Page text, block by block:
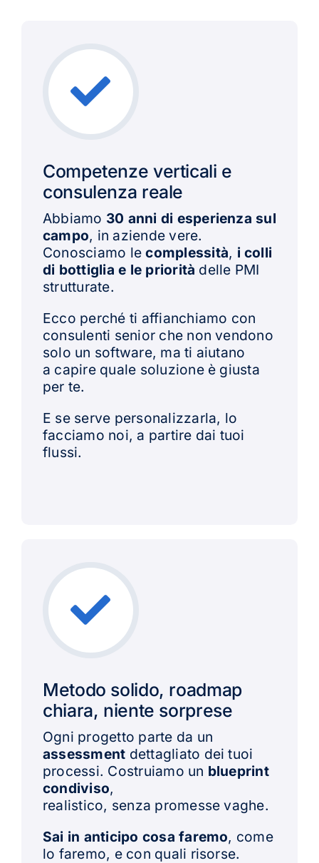
Competenze verticali e
consulenza reale
Abbiamo 30 anni di esperienza sul
campo, in aziende vere.
Conosciamo lecomplessità, i colli
di bottiglia e le priorità delle PMI
strutturate.
Ecco perché ti affianchiamo con
consulenti senior che non vendono
solo un software, ma ti aiutano
a capire quale soluzione è giusta
per te.
E se serve personalizzarla, lo
facciamo noi, a partire dai tuoi
flussi.
Metodo solido, roadmap
chiara, niente sorprese
Ogni progetto parte da un
assessment dettagliato dei tuoi
processi. Costruiamo un blueprint
condiviso,
realistico, senza promesse vaghe.
Sai in anticipo cosa faremo, come
lo faremo, e con quali risorse.